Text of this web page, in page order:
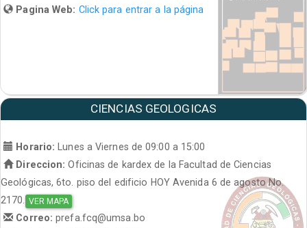
Pagina Web: Click para entrar a la página
CIENCIAS GEOLOGICAS
Horario: Lunes a Viernes de 09:00 a 15:00
Direccion: Oficinas de kardex de la Facultad de Ciencias
Geológicas, 6to. piso del edificio HOY Avenida 6 de agosto No.
2170. VER MAPA
Correo:prefa.fcq@umsa.bo